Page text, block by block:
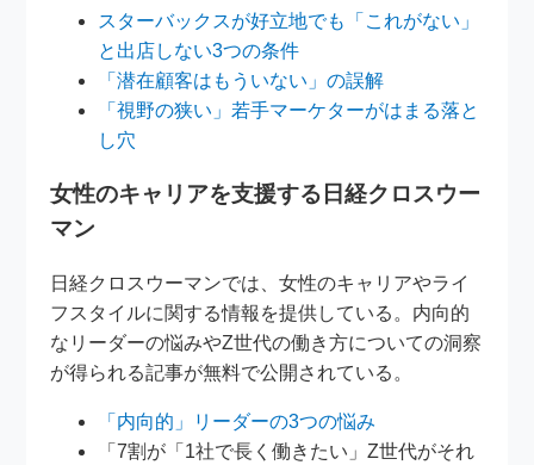
スターバックスが好立地でも「これがない」
と出店しない3つの条件
「潜在顧客はもういない」の誤解
「視野の狭い」若手マーケターがはまる落と
し穴
女性のキャリアを支援する日経クロスウー
マン
日経クロスウーマンでは、女性のキャリアやライ
フスタイルに関する情報を提供している。内向的
なリーダーの悩みやZ世代の働き方についての洞察
が得られる記事が無料で公開されている。
「内向的」リーダーの3つの悩み
「7割が「1社で長く働きたい」Z世代がそれ